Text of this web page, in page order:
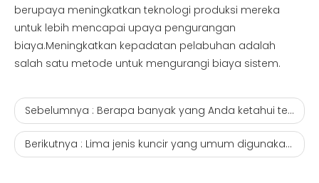
berupaya meningkatkan teknologi produksi mereka
untuk lebih mencapai upaya pengurangan
biaya.Meningkatkan kepadatan pelabuhan adalah
salah satu metode untuk mengurangi biaya sistem.
Sebelumnya : Berapa banyak yang Anda ketahui tentang kuncir serat optik?
Berikutnya : Lima jenis kuncir yang umum digunakan dalam sistem SFP untuk transmisi